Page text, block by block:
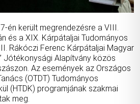
én került megrendezésre a VIII.
és a XIX. Kárpátaljai Tudományos
Rákóczi Ferenc Kárpátaljai Magyar
Jótékonysági Alapítvány közös
Az események az Országos
(OTDT) Tudományos
(HTDK) programjának szakmai
meg.